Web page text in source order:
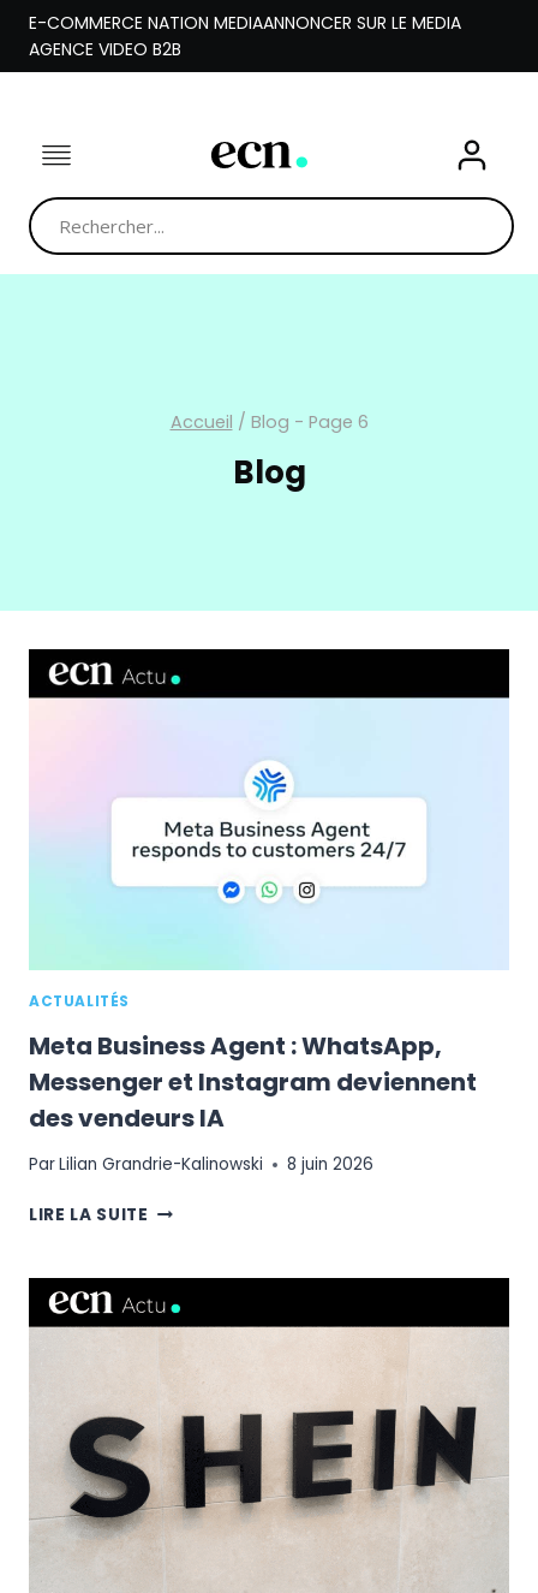
Aller
contenu
E-COMMERCE NATION MEDIAANNONCER SUR LE MEDIA
AGENCE VIDEO B2B
Accueil / Blog - Page 6
Blog
ACTUALITÉS
Meta Business Agent : WhatsApp,
Messenger et Instagram deviennent
des vendeurs IA
ParLilian Grandrie-Kalinowski 8 juin 2026
LIRE LA SUITE META
:
WHATSAPP,
INSTAGRAM
DEVIENNENT
DES
VENDEURS
IA